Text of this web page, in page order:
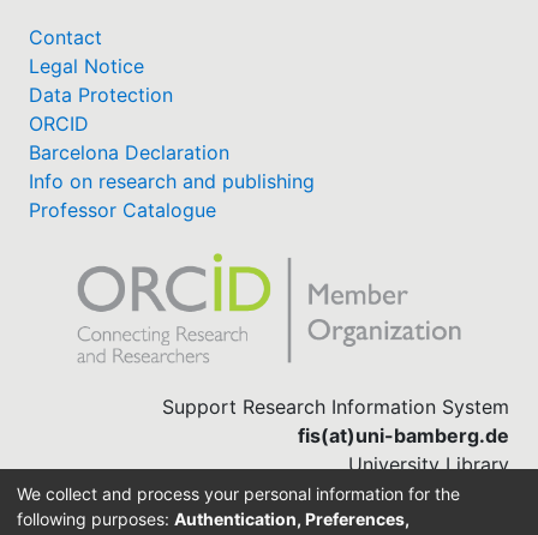
Contact
Legal Notice
Data Protection
ORCID
Barcelona Declaration
Info on research and publishing
Professor Catalogue
Support Research Information System
fis(at)uni-bamberg.de
University Library
(0951) 863-1568
We collect and process your personal information for the
following purposes: Authentication, Preferences,